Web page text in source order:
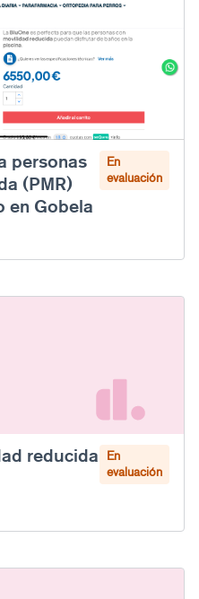
personas
(PMR)
en Gobela
En
evaluación
reducida
En
evaluación